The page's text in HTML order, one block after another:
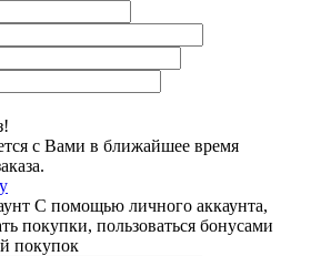
с Вами в ближайшее время
С помощью личного аккаунта,
покупки, пользоваться бонусами
покупок